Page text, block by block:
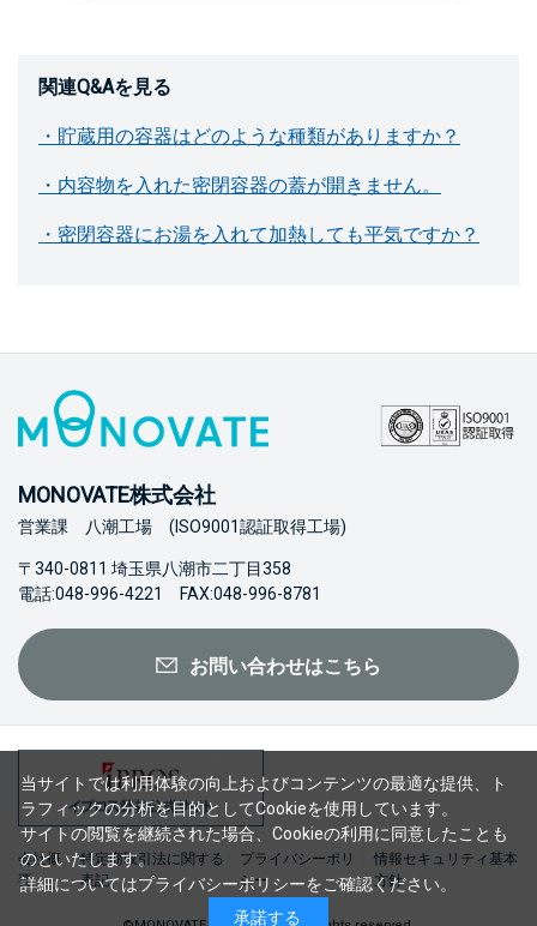
関連Q&Aを見る
・貯蔵用の容器はどのような種類がありますか？
・内容物を入れた密閉容器の蓋が開きません。
・密閉容器にお湯を入れて加熱しても平気ですか？
MONOVATE株式会社
営業課 八潮工場 (ISO9001認証取得工場)
〒340-0811 埼玉県八潮市二丁目358
電話:048-996-4221 FAX:048-996-8781
お問い合わせはこちら
会社概
要
特定商取引法に関する
表記
プライバシーポリ
シー
情報セキュリティ基本
方針
当サイトでは利用体験の向上およびコンテンツの最適な提供、ト
ラフィックの分析を目的としてCookieを使用しています。
サイトの閲覧を継続された場合、Cookieの利用に同意したことも
のといたします。
詳細についてはプライバシーポリシーをご確認ください。
承諾する